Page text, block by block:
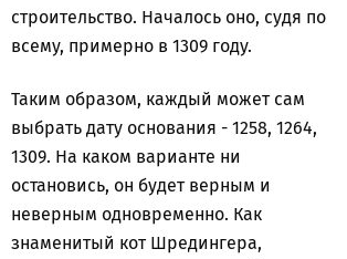
строительство. Началось оно, судя по
всему, примерно в 1309 году.
Таким образом, каждый может сам
выбрать дату основания - 1258, 1264,
1309. На каком варианте ни
остановись, он будет верным и
неверным одновременно. Как
знаменитый кот Шредингера,